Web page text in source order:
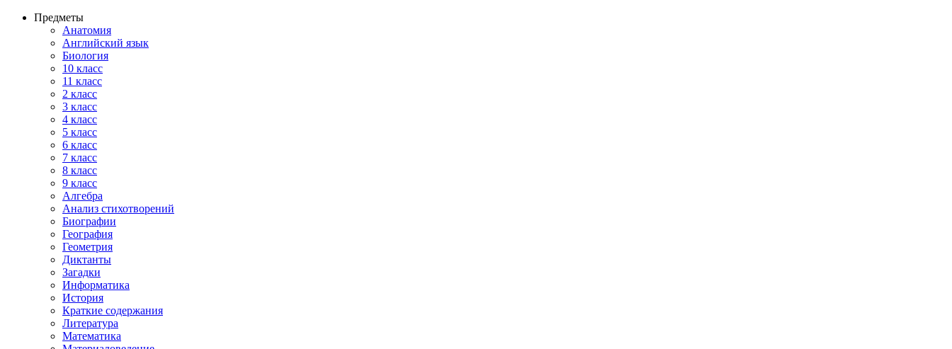
Предметы
Анатомия
Английский язык
Биология
10 класс
11 класс
2 класс
3 класс
4 класс
5 класс
6 класс
7 класс
8 класс
9 класс
Алгебра
Анализ стихотворений
Биографии
География
Геометрия
Диктанты
Загадки
Информатика
История
Краткие содержания
Литература
Математика